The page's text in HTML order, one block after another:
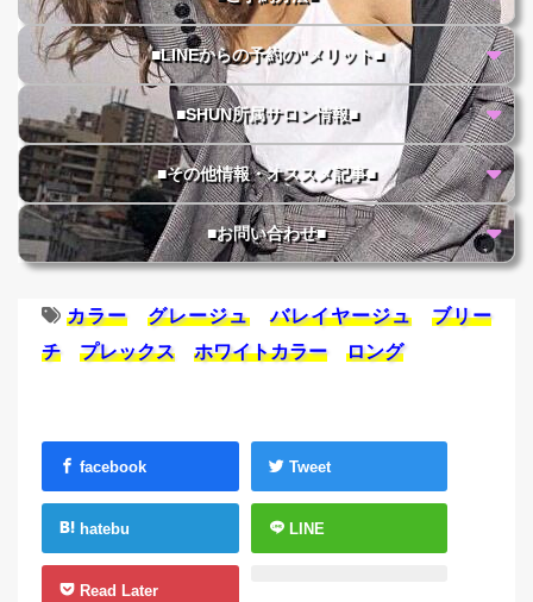
■LINEからの予約の"メリット■
■SHUN所属サロン情報■
■その他情報・オススメ記事■
■お問い合わせ■
カラー グレージュ バレイヤージュ
ブリー
チ
プレックス ホワイトカラー ロング
facebook Tweet
hatebu LINE
Read Later